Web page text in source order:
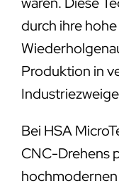
durch ihre
Produktion in
Bei HSA
CNC-Drehens